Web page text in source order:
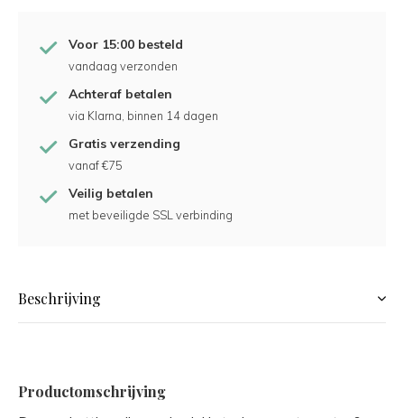
Voor 15:00 besteld
vandaag verzonden
Achteraf betalen
via Klarna, binnen 14 dagen
Gratis verzending
vanaf €75
Veilig betalen
met beveiligde SSL verbinding
Beschrijving
Productomschrijving